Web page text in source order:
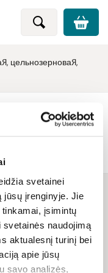
svetainei
jūsų įrenginyje. Jie
įsimintų
naudojimą
aktualesnį turinį bei
apie jūsų
savo analizės,
цельнозерновая,
ПО
И